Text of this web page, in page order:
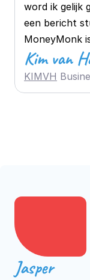
word ik gelijk
een bericht
MoneyMonk
Kim van
KIMVH
Jasper